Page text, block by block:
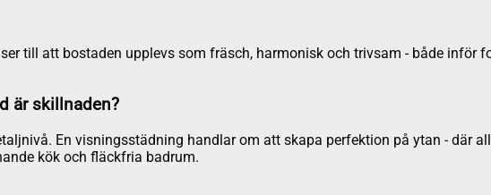
till att bostaden upplevs som fräsch, harmonisk och trivsam - både inför
är skillnaden?
En visningsstädning handlar om att skapa perfektion på ytan - där
kök och fläckfria badrum.